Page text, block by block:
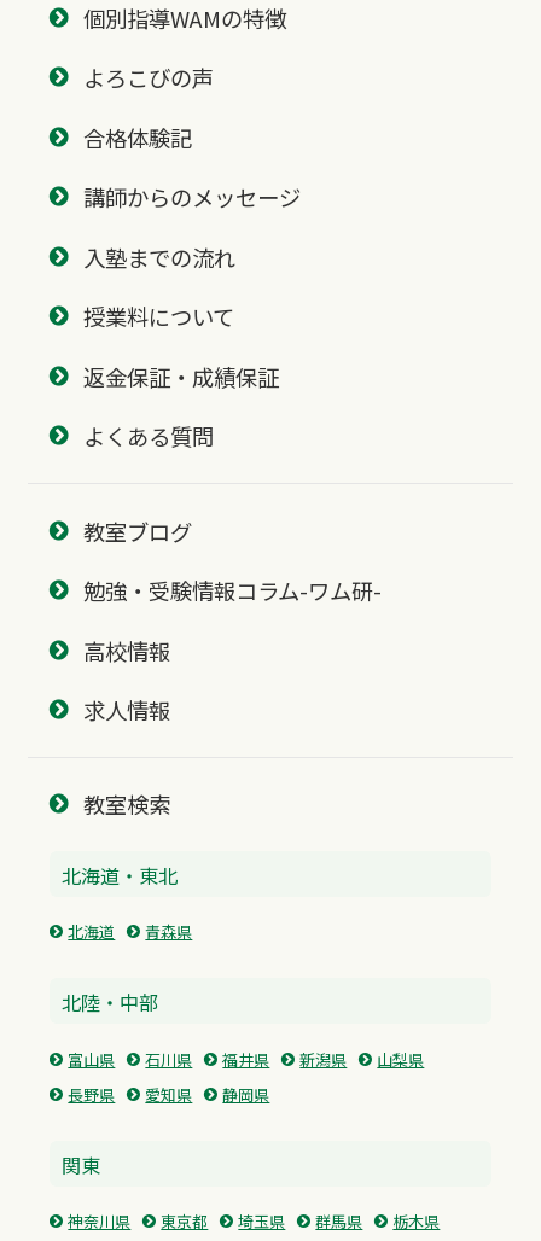
個別指導WAMの特徴
よろこびの声
合格体験記
講師からのメッセージ
入塾までの流れ
授業料について
返金保証・成績保証
よくある質問
教室ブログ
勉強・受験情報コラム-ワム研-
高校情報
求人情報
教室検索
北海道・東北
北海道 青森県
北陸・中部
富山県 石川県 福井県 新潟県
山梨県
長野県
愛知県 静岡県
関東
神奈川県 東京都 埼玉県 群馬県
栃木県